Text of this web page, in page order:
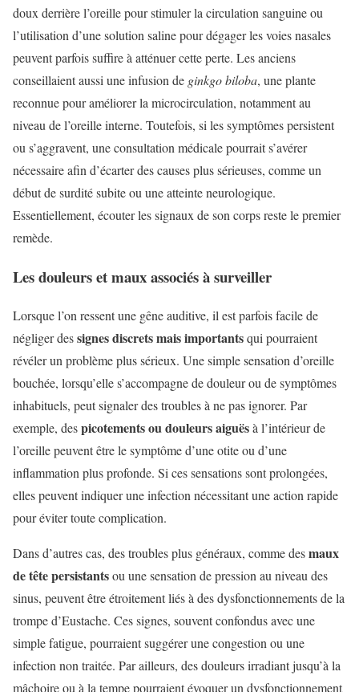
doux derrière l’oreille pour stimuler la circulation sanguine ou
l’utilisation d’une solution saline pour dégager les voies nasales
peuvent parfois suffire à atténuer cette perte. Les anciens
conseillaient aussi une infusion de ginkgo biloba, une plante
reconnue pour améliorer la microcirculation, notamment au
niveau de l’oreille interne. Toutefois, si les symptômes persistent
ou s’aggravent, une consultation médicale pourrait s’avérer
nécessaire afin d’écarter des causes plus sérieuses, comme un
début de surdité subite ou une atteinte neurologique.
Essentiellement, écouter les signaux de son corps reste le premier
remède.
Les douleurs et maux associés à surveiller
Lorsque l’on ressent une gêne auditive, il est parfois facile de
négliger dessignes discrets mais importantsqui pourraient
révéler un problème plus sérieux. Une simple sensation d’oreille
bouchée, lorsqu’elle s’accompagne de douleur ou de symptômes
inhabituels, peut signaler des troubles à ne pas ignorer. Par
exemple, despicotements ou douleurs aiguësà l’intérieur de
l’oreille peuvent être le symptôme d’une otite ou d’une
inflammation plus profonde. Si ces sensations sont prolongées,
elles peuvent indiquer une infection nécessitant une action rapide
pour éviter toute complication.
Dans d’autres cas, des troubles plus généraux, comme desmaux
de tête persistantsou une sensation de pression au niveau des
sinus, peuvent être étroitement liés à des dysfonctionnements de la
trompe d’Eustache. Ces signes, souvent confondus avec une
simple fatigue, pourraient suggérer une congestion ou une
infection non traitée. Par ailleurs, des douleurs irradiant jusqu’à la
mâchoire ou à la tempe pourraient évoquer un dysfonctionnement